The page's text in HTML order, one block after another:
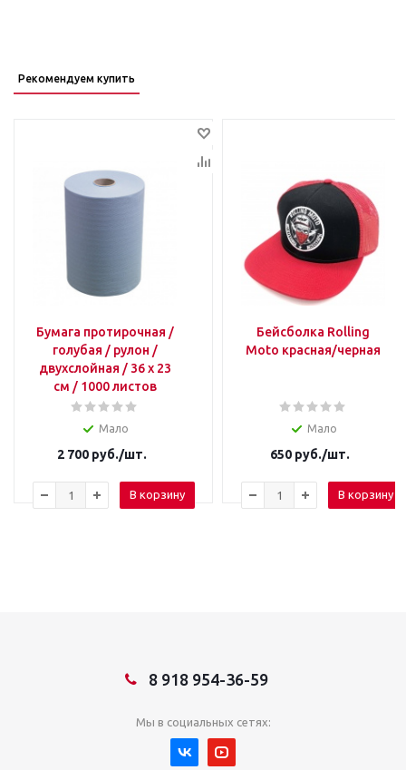
Рекомендуем купить
Бумага протирочная /
голубая / рулон /
двухслойная / 36 х 23
см / 1000 листов
Мало
2 700руб./шт.
В корзину
Бейсболка Rolling
Moto красная/черная
Мало
650 руб./шт.
В корзину
8 918 954-36-59
Мы в социальных сетях: